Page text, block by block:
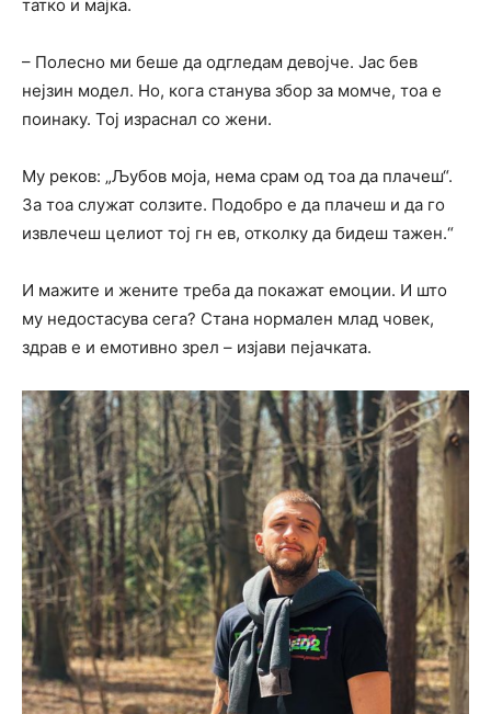
татко и мајка.
– Полесно ми беше да одгледам девојче. Јас бев
нејзин модел. Но, кога станува збор за момче, тоа е
поинаку. Тој израснал со жени.
Му реков: „Љубов моја, нема срам од тоа да плачеш“.
За тоа служат солзите. Подобро е да плачеш и да го
извлечеш целиот тој гн ев, отколку да бидеш тажен.“
И мажите и жените треба да покажат емоции. И што
му недостасува сега? Стана нормален млад човек,
здрав е и емотивно зрел – изјави пејачката.